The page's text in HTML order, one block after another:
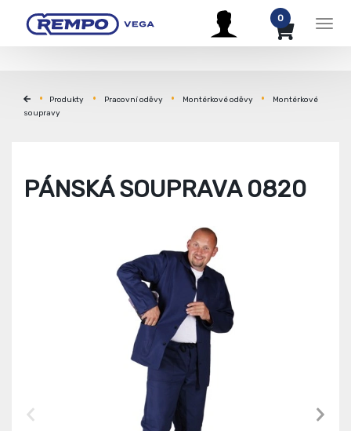
0
Produkty Pracovní oděvy Montérkové oděvy
Montérkové
soupravy
PÁNSKÁ SOUPRAVA 0820